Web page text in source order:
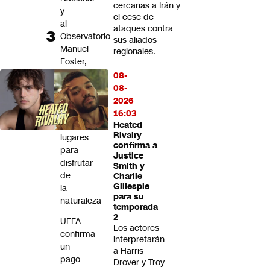
cercanas a Irán y
el cese de
ataques contra
sus aliados
regionales.
08-
08-
2026
16:03
Heated
Rivalry
confirma a
Justice
Smith y
Charlie
Gillespie
para su
temporada
2
Los actores
interpretarán
a Harris
Drover y Troy
y
al
Observatorio
Manuel
Foster,
paseo
en
teleférico
y
seis
lugares
para
disfrutar
de
la
naturaleza
UEFA
confirma
un
pago